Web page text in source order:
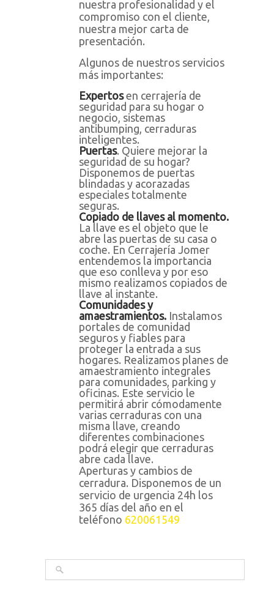
nuestra profesionalidad y el
compromiso con el cliente,
nuestra mejor carta de
presentación.
Algunos de nuestros servicios
más importantes:
Expertosen cerrajería de
seguridad para su hogar o
negocio, sistemas
antibumping, cerraduras
inteligentes.
Puertas. Quiere mejorar la
seguridad de su hogar?
Disponemos de puertas
blindadas y acorazadas
especiales totalmente
seguras.
Copiado de llaves al momento.
La llave es el objeto que le
abre las puertas de su casa o
coche. En Cerrajería Jomer
entendemos la importancia
que eso conlleva y por eso
mismo realizamos copiados de
llave al instante.
Comunidades y
amaestramientos. Instalamos
portales de comunidad
seguros y fiables para
proteger la entrada a sus
hogares. Realizamos planes de
amaestramiento integrales
para comunidades, parking y
oficinas. Este servicio le
permitirá abrir cómodamente
varias cerraduras con una
misma llave, creando
diferentes combinaciones
podrá elegir que cerraduras
abre cada llave.
Aperturas y cambios de
cerradura. Disponemos de un
servicio de urgencia 24h los
365 días del año en el
teléfono 620061549